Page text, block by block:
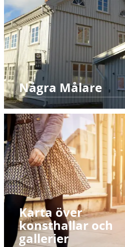
Några Målare
Karta över
konsthallar och
gallerier